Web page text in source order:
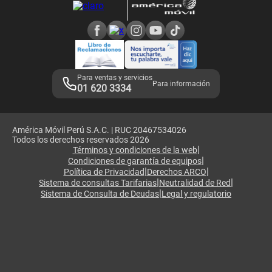
Adquirientes iPhone 6, 6S y SE
Mensaje de Seguridad
Términos y Condiciones de Tienda Claro
Libro de Reclamaciones
Legales de marketplace
Para ventas y servicios
01 620 3334 Para información
América Móvil Perú S.A.C. | RUC 20467534026
Todos los derechos reservados 2026
Términos y condiciones de la web|
Condiciones de garantía de equipos|
Política de Privacidad|Derechos ARCO|
Sistema de consultas Tarifarias|Neutralidad de Red|
Sistema de Consulta de Deudas|Legal y regulatorio